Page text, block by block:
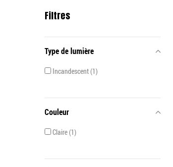
Filtres
Type de lumière
Incandescent 1
Couleur
Claire 1